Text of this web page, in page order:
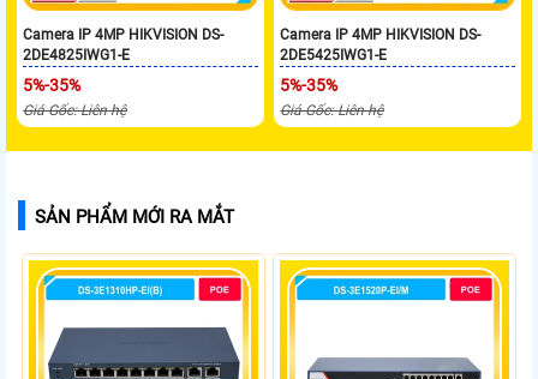
Camera IP 4MP HIKVISION DS-
2DE4825IWG1-E
5%-35%
Giá Gốc: Liên hệ
Camera IP 4MP HIKVISION DS-
2DE5425IWG1-E
5%-35%
Giá Gốc: Liên hệ
SẢN PHẨM MỚI RA MẮT